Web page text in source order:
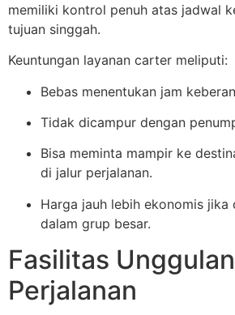
memiliki kontrol penuh atas jadwal
tujuan singgah.
Keuntungan layanan carter meliputi:
Bebas menentukan jam
Tidak dicampur dengan
Bisa meminta mampir ke
di jalur perjalanan.
Harga jauh lebih ekonomis jika
dalam grup besar.
Fasilitas
Perjalanan